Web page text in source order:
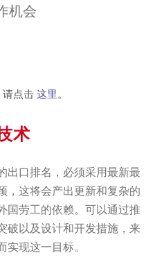
机会
请点击 这里 。
术
出口排名，必须采用最新最
，这将会产出更新和复杂的
国劳工的依赖。可以通过推
破以及设计和开发措施，来
现这一目标。